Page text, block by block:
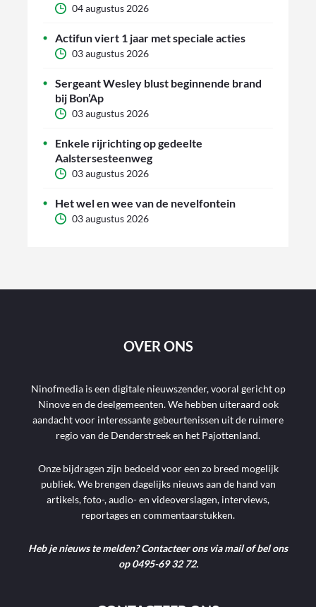
04 augustus 2026
Actifun viert 1 jaar met speciale acties
03 augustus 2026
Sergeant Wesley blust beginnende brand
bij Bon’Ap
03 augustus 2026
Enkele rijrichting op gedeelte
Aalstersesteenweg
03 augustus 2026
Het wel en wee van de nevelfontein
03 augustus 2026
OVER ONS
Ninofmedia is een digitale nieuwszender, vooral gericht op
Ninove en de deelgemeenten. We hebben uiteraard ook
aandacht voor interessante gebeurtenissen uit de ruimere
regio van de Denderstreek en het Pajottenland.
Onze bijdragen zijn bedoeld voor een zo breed mogelijk
publiek. We brengen dagelijks nieuws aan de hand van
artikels, foto-, audio- en videoverslagen, interviews,
reportages en commentaarstukken.
Heb je nieuws te melden? Contacteer ons via mail of bel ons
op 0495-69 32 72.